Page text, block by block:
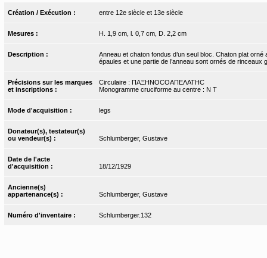
Création / Exécution : entre 12e siècle et 13e siècle
Mesures : H. 1,9 cm, l. 0,7 cm, D. 2,2 cm
Description :
Anneau et chaton fondus d’un seul bloc. Chaton plat
épaules et une partie de l’anneau sont ornés de rinceaux
Précisions sur les marques
et inscriptions :
Circulaire : ΠΑΞΗΝΟCΟΑΠΕΛΑΤΗC
Monogramme cruciforme au centre : N T
Mode d'acquisition : legs
Donateur(s), testateur(s)
ou vendeur(s) :
Schlumberger, Gustave
Date de l'acte
d'acquisition :
18/12/1929
Ancienne(s)
appartenance(s) :
Schlumberger, Gustave
Numéro d'inventaire : Schlumberger.132